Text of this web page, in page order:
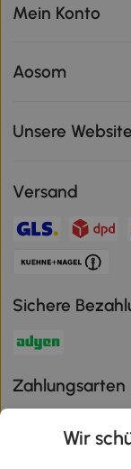
Mein Konto
Aosom
Unsere
Versand
Sichere
Zahlungsarten
Wir